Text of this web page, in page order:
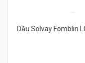
Dầu Solvay Fomblin